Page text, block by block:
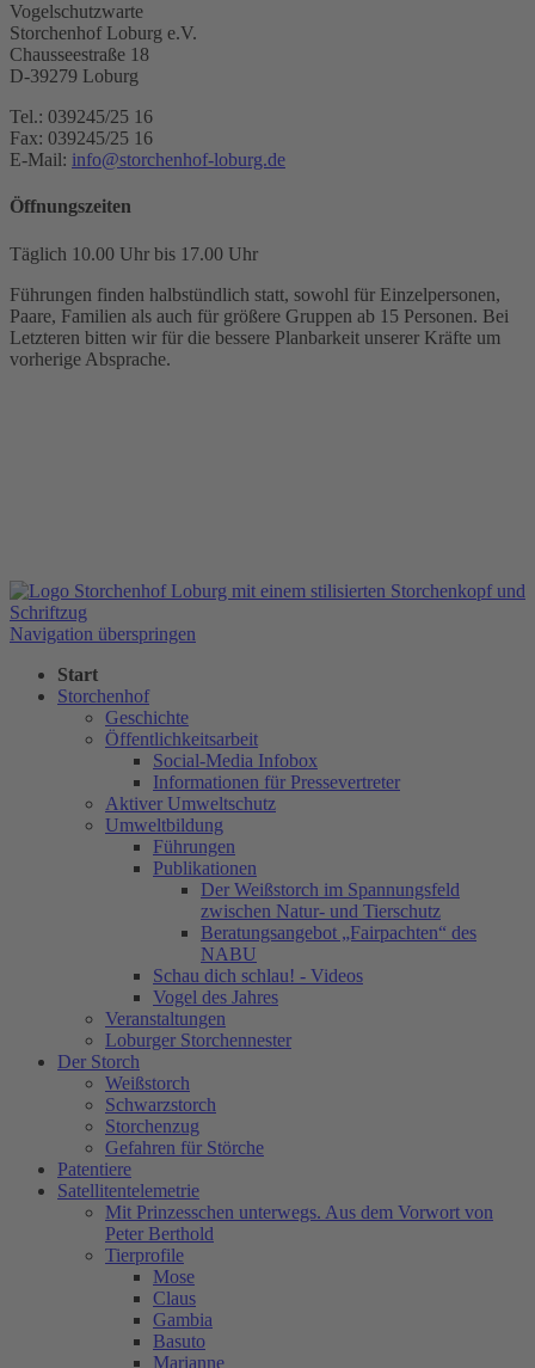
Vogelschutzwarte
Storchenhof Loburg e.V.
Chausseestraße 18
D-39279 Loburg
Tel.: 039245/25 16
Fax: 039245/25 16
E-Mail: info@storchenhof-loburg.de
Öffnungszeiten
Täglich 10.00 Uhr bis 17.00 Uhr
Führungen finden halbstündlich statt, sowohl für Einzelpersonen,
Paare, Familien als auch für größere Gruppen ab 15 Personen. Bei
Letzteren bitten wir für die bessere Planbarkeit unserer Kräfte um
vorherige Absprache.
Navigation überspringen
Start
Storchenhof
Geschichte
Öffentlichkeitsarbeit
Social-Media Infobox
Informationen für Pressevertreter
Aktiver Umweltschutz
Umweltbildung
Führungen
Publikationen
Der Weißstorch im Spannungsfeld
zwischen Natur- und Tierschutz
Beratungsangebot „Fairpachten“ des
NABU
Schau dich schlau! - Videos
Vogel des Jahres
Veranstaltungen
Loburger Storchennester
Der Storch
Weißstorch
Schwarzstorch
Storchenzug
Gefahren für Störche
Patentiere
Satellitentelemetrie
Mit Prinzesschen unterwegs. Aus dem Vorwort von
Peter Berthold
Tierprofile
Mose
Claus
Gambia
Basuto
Marianne